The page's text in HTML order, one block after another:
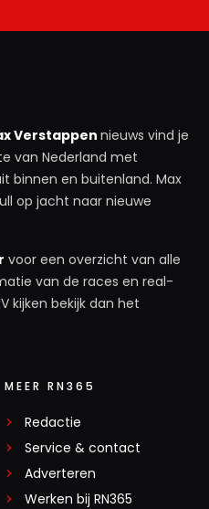
Verstappennieuws vind je
van Nederland met
binnen en buitenland. Max
op jacht naar nieuwe
voor een overzicht van alle
van de races en real-
kijken bekijk dan het
MEER RN365
Redactie
Service & contact
Adverteren
Werken bij RN365